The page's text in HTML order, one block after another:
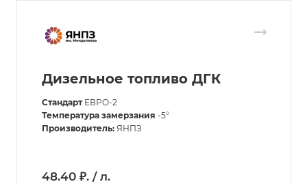
Дизельное топливо ДГК
СтандартЕВРО-2
Температура замерзания -5°
Производитель: ЯНПЗ
48.40 ₽. / л.